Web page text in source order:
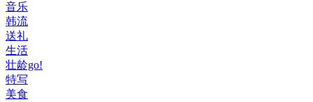
音乐
韩流
送礼
生活
壮龄go!
特写
美食